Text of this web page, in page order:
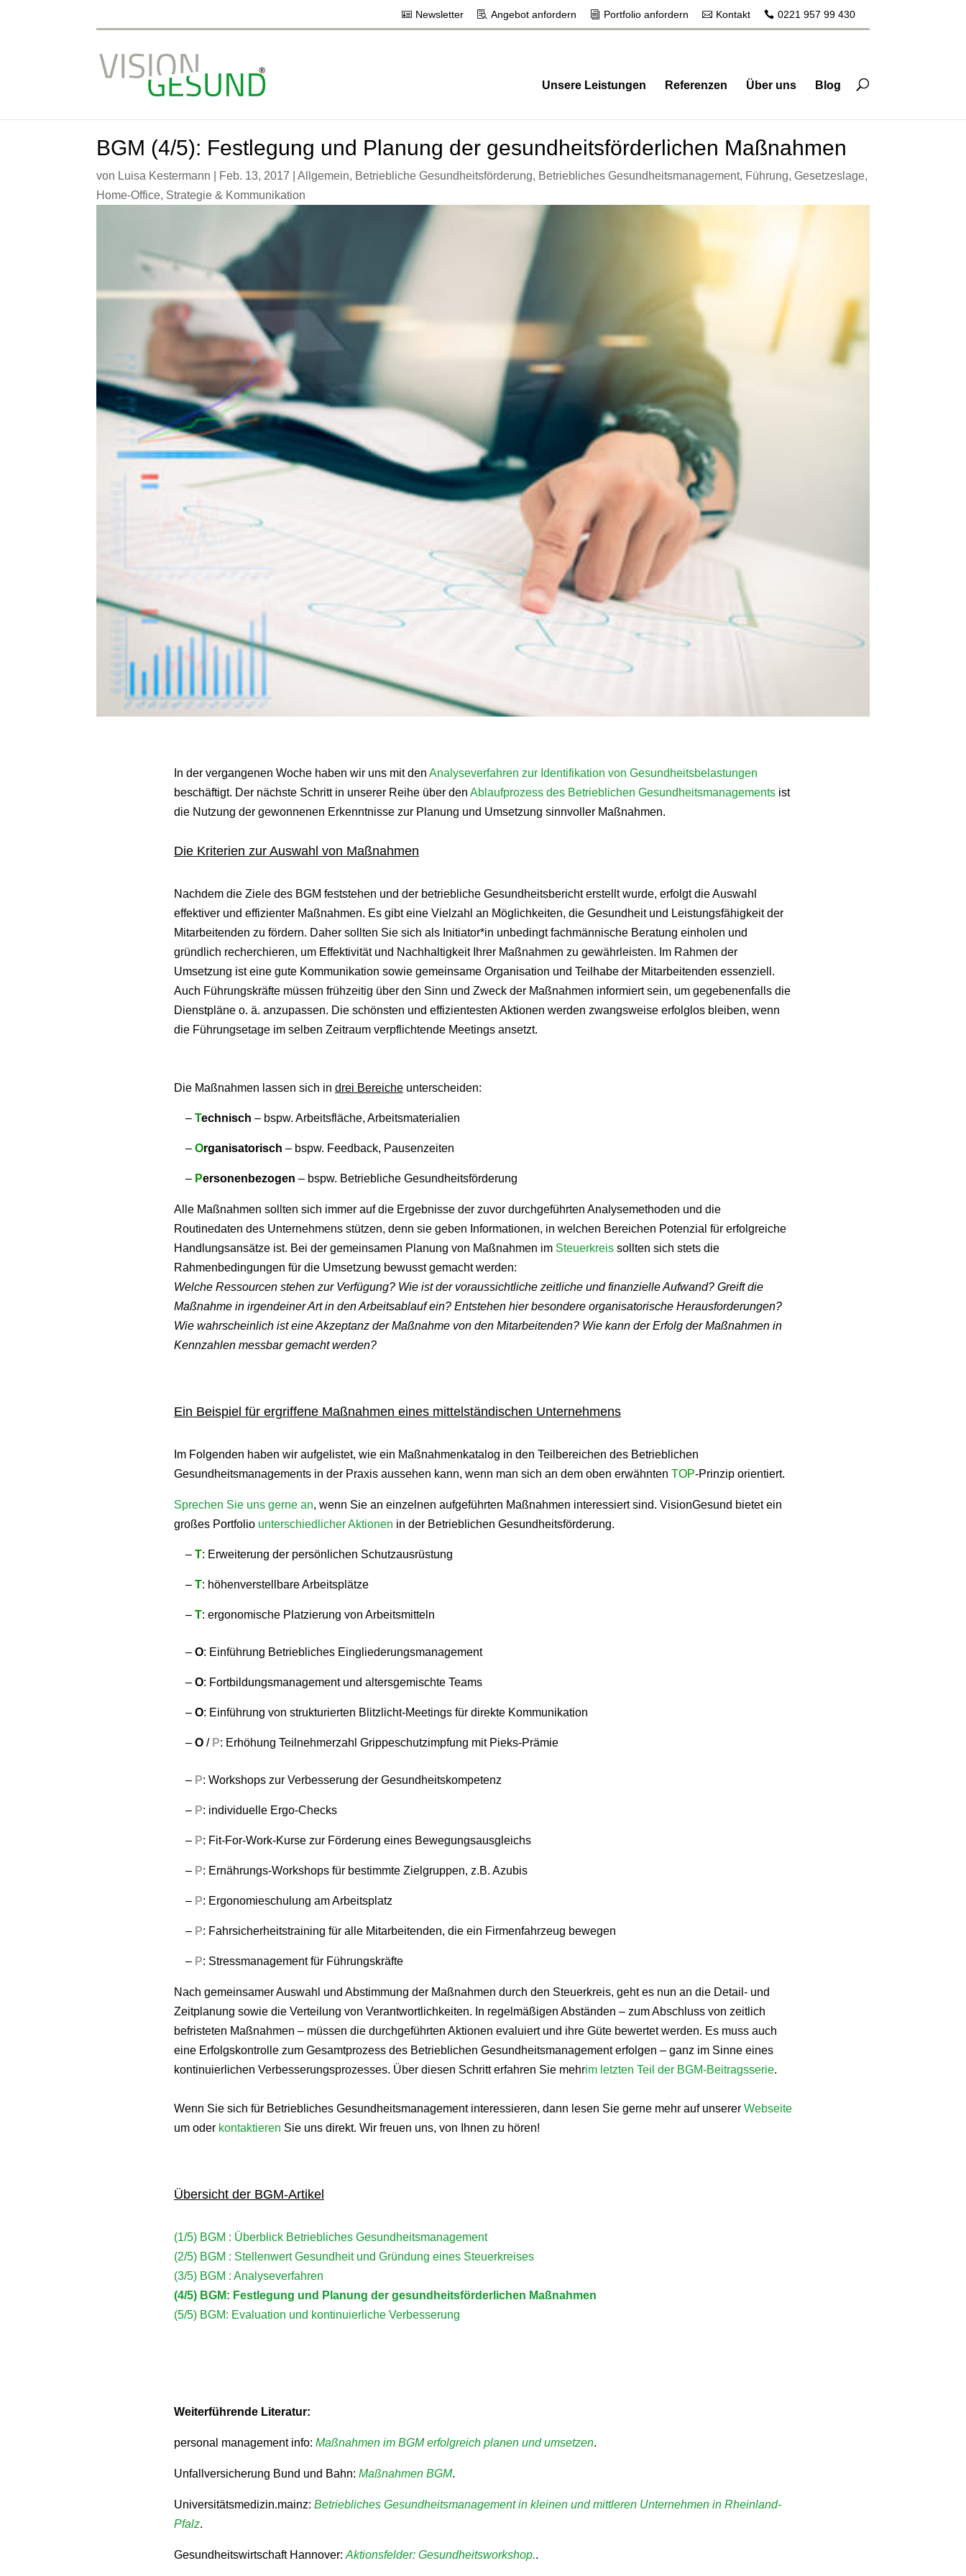
Newsletter Angebot anfordern Portfolio anfordern Kontakt 0221 957 99 430
Unsere Leistungen Referenzen Über uns Blog
BGM (4/5): Festlegung und Planung der gesundheitsförderlichen Maßnahmen
von Luisa Kestermann Feb. 13, 2017 |Allgemein, Betriebliche Gesundheitsförderung, Betriebliches Gesundheitsmanagement, Führung,Gesetzeslage,
Home-Office, Strategie & Kommunikation
In der vergangenen Woche haben wir uns mit den Analyseverfahren zur Identifikation von Gesundheitsbelastungen
beschäftigt. Der nächste Schritt in unserer Reihe über den Ablaufprozess des Betrieblichen Gesundheitsmanagementsist
die Nutzung der gewonnenen Erkenntnisse zur Planung und Umsetzung sinnvoller Maßnahmen.
Die Kriterien zur Auswahl von Maßnahmen
Nachdem die Ziele des BGM feststehen und der betriebliche Gesundheitsbericht erstellt wurde, erfolgt die Auswahl
effektiver und effizienter Maßnahmen. Es gibt eine Vielzahl an Möglichkeiten, die Gesundheit und Leistungsfähigkeit der
Mitarbeitenden zu fördern. Daher sollten Sie sich als Initiator*in unbedingt fachmännische Beratung einholen und
gründlich recherchieren, um Effektivität und Nachhaltigkeit Ihrer Maßnahmen zu gewährleisten. Im Rahmen der
Umsetzung ist eine gute Kommunikation sowie gemeinsame Organisation und Teilhabe der Mitarbeitenden essenziell.
Auch Führungskräfte müssen frühzeitig über den Sinn und Zweck der Maßnahmen informiert sein, um gegebenenfalls die
Dienstpläne o. ä. anzupassen. Die schönsten und effizientesten Aktionen werden zwangsweise erfolglos bleiben, wenn
die Führungsetage im selben Zeitraum verpflichtende Meetings ansetzt.
Die Maßnahmen lassen sich in drei Bereicheunterscheiden:
– Technisch – bspw. Arbeitsfläche, Arbeitsmaterialien
– Organisatorisch – bspw. Feedback, Pausenzeiten
– Personenbezogen – bspw. Betriebliche Gesundheitsförderung
Alle Maßnahmen sollten sich immer auf die Ergebnisse der zuvor durchgeführten Analysemethoden und die
Routinedaten des Unternehmens stützen, denn sie geben Informationen, in welchen Bereichen Potenzial für erfolgreiche
Handlungsansätze ist. Bei der gemeinsamen Planung von Maßnahmen im Steuerkreis sollten sich stets die
Rahmenbedingungen für die Umsetzung bewusst gemacht werden:
Welche Ressourcen stehen zur Verfügung? Wie ist der voraussichtliche zeitliche und finanzielle Aufwand? Greift die
Maßnahme in irgendeiner Art in den Arbeitsablauf ein? Entstehen hier besondere organisatorische Herausforderungen?
Wie wahrscheinlich ist eine Akzeptanz der Maßnahme von den Mitarbeitenden? Wie kann der Erfolg der Maßnahmen in
Kennzahlen messbar gemacht werden?
Ein Beispiel für ergriffene Maßnahmen eines mittelständischen Unternehmens
Im Folgenden haben wir aufgelistet, wie ein Maßnahmenkatalog in den Teilbereichen des Betrieblichen
Gesundheitsmanagements in der Praxis aussehen kann, wenn man sich an dem oben erwähnten TOP-Prinzip orientiert.
Sprechen Sie uns gerne an, wenn Sie an einzelnen aufgeführten Maßnahmen interessiert sind. VisionGesund bietet ein
großes Portfolio unterschiedlicher Aktionen in der Betrieblichen Gesundheitsförderung.
– T: Erweiterung der persönlichen Schutzausrüstung
– T: höhenverstellbare Arbeitsplätze
– T: ergonomische Platzierung von Arbeitsmitteln
– O: Einführung Betriebliches Eingliederungsmanagement
– O: Fortbildungsmanagement und altersgemischte Teams
– O: Einführung von strukturierten Blitzlicht-Meetings für direkte Kommunikation
– O/ P: Erhöhung Teilnehmerzahl Grippeschutzimpfung mit Pieks-Prämie
– P: Workshops zur Verbesserung der Gesundheitskompetenz
– P: individuelle Ergo-Checks
– P: Fit-For-Work-Kurse zur Förderung eines Bewegungsausgleichs
– P: Ernährungs-Workshops für bestimmte Zielgruppen, z.B. Azubis
– P: Ergonomieschulung am Arbeitsplatz
– P: Fahrsicherheitstraining für alle Mitarbeitenden, die ein Firmenfahrzeug bewegen
– P: Stressmanagement für Führungskräfte
Nach gemeinsamer Auswahl und Abstimmung der Maßnahmen durch den Steuerkreis, geht es nun an die Detail- und
Zeitplanung sowie die Verteilung von Verantwortlichkeiten. In regelmäßigen Abständen – zum Abschluss von zeitlich
befristeten Maßnahmen – müssen die durchgeführten Aktionen evaluiert und ihre Güte bewertet werden. Es muss auch
eine Erfolgskontrolle zum Gesamtprozess des Betrieblichen Gesundheitsmanagement erfolgen – ganz im Sinne eines
kontinuierlichen Verbesserungsprozesses. Über diesen Schritt erfahren Sie mehrim letzten Teil der BGM-Beitragsserie.
Wenn Sie sich für Betriebliches Gesundheitsmanagement interessieren, dann lesen Sie gerne mehr auf unserer Webseite
um oder kontaktieren Sie uns direkt. Wir freuen uns, von Ihnen zu hören!
Übersicht der BGM-Artikel
(1/5) BGM : Überblick Betriebliches Gesundheitsmanagement
(2/5) BGM : Stellenwert Gesundheit und Gründung eines Steuerkreises
(3/5) BGM : Analyseverfahren
(4/5) BGM: Festlegung und Planung der gesundheitsförderlichen Maßnahmen
(5/5) BGM: Evaluation und kontinuierliche Verbesserung
Weiterführende Literatur:
personal management info: Maßnahmen im BGM erfolgreich planen und umsetzen.
Unfallversicherung Bund und Bahn: Maßnahmen BGM.
Universitätsmedizin.mainz: Betriebliches Gesundheitsmanagement in kleinen und mittleren Unternehmen in Rheinland-
Pfalz.
Gesundheitswirtschaft Hannover: Aktionsfelder: Gesundheitsworkshop..